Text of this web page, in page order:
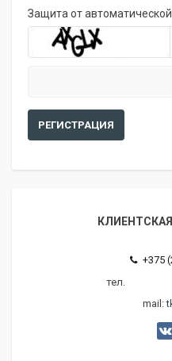
Защита от
тел.
+375
mail: